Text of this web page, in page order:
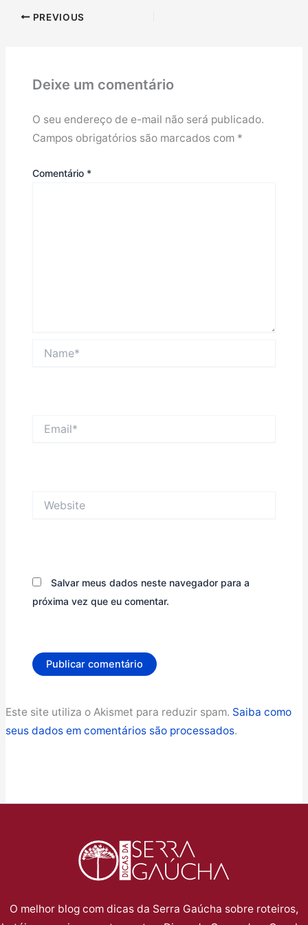
PREVIOUS
Deixe um comentário
O seu endereço de e-mail não será publicado.
Campos obrigatórios são marcados com *
Comentário *
Salvar meus dados neste navegador para a
próxima vez que eu comentar.
Este site utiliza o Akismet para reduzir spam. Saiba como
seus dados em comentários são processados.
O melhor blog com dicas da Serra Gaúcha sobre roteiros,